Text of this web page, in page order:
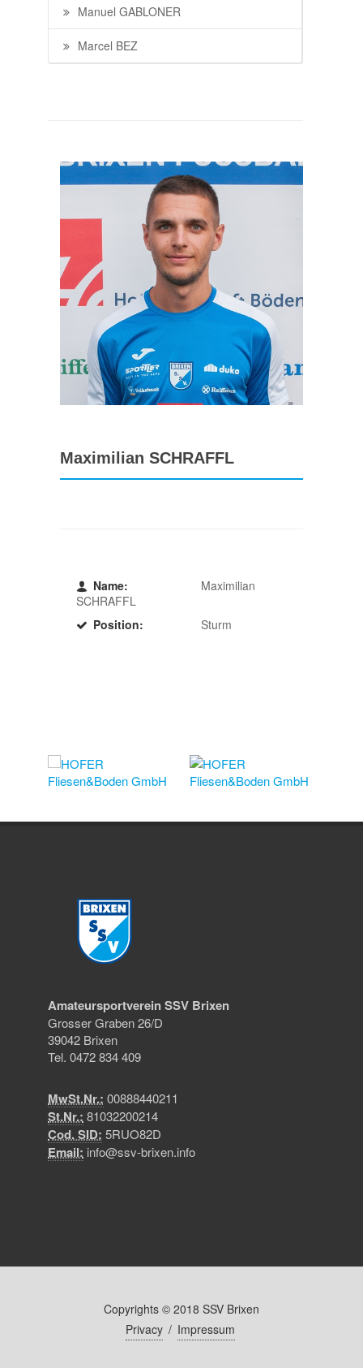
Manuel GABLONER
Marcel BEZ
Maximilian SCHRAFFL
Name:
Maximilian
SCHRAFFL
Position:
Sturm
Amateursportverein SSV Brixen
Grosser Graben 26/D
39042 Brixen
Tel. 0472 834 409
MwSt.Nr.: 00888440211
St.Nr.: 81032200214
Cod. SID: 5RUO82D
Email: info@ssv-brixen.info
Copyrights © 2018 SSV Brixen
Privacy / Impressum